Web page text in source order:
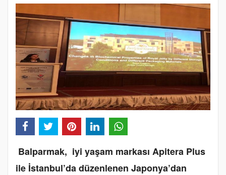
Balparmak, iyi yaşam markası Apitera Plus
ile İstanbul’da düzenlenen Japonya’dan